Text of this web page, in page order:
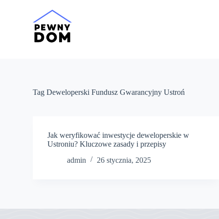
Tag Deweloperski Fundusz Gwarancyjny Ustroń
Jak weryfikować inwestycje deweloperskie w
Ustroniu? Kluczowe zasady i przepisy
admin
26 stycznia, 2025